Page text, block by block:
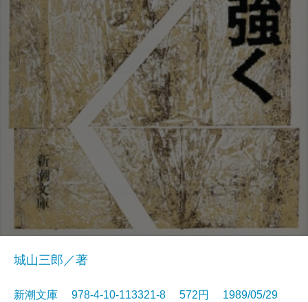
城山三郎／著
新潮文庫 978-4-10-113321-8 572円 1989/05/29